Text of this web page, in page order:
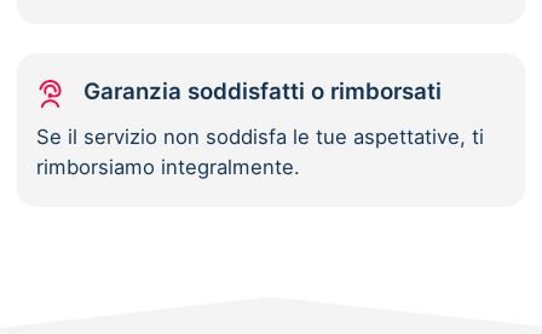
Garanzia soddisfatti o rimborsati
Se il servizio non soddisfa le tue aspettative, ti
rimborsiamo integralmente.